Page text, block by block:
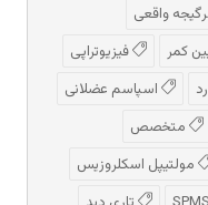
واقعی
کمر
فیزیوتراپی
اسپاسم عضلانی
متخصص
مولتیپل اسکلروزیس